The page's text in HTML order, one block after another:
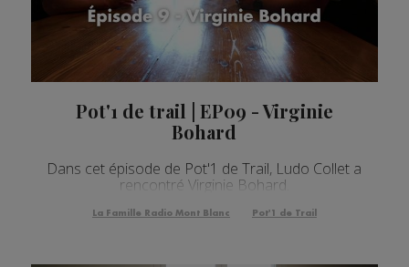
Pot'1 de trail | EP09 - Virginie
Bohard
Dans cet épisode de Pot'1 de Trail, Ludo Collet a
rencontré Virginie Bohard.
La Famille Radio Mont Blanc Pot'1 de Trail